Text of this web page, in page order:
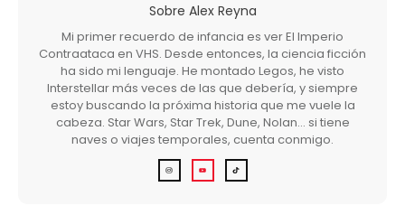
Sobre Alex Reyna
Mi primer recuerdo de infancia es ver El Imperio
Contraataca en VHS. Desde entonces, la ciencia ficción
ha sido mi lenguaje. He montado Legos, he visto
Interstellar más veces de las que debería, y siempre
estoy buscando la próxima historia que me vuele la
cabeza. Star Wars, Star Trek, Dune, Nolan… si tiene
naves o viajes temporales, cuenta conmigo.